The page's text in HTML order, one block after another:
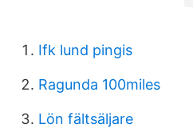
Ifk lund pingis
Ragunda 100miles
Lön fältsäljare